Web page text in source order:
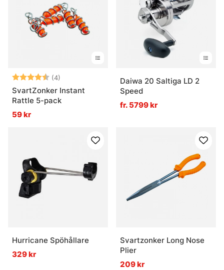
Betyg: (4)
4.3 utav 5 stjärnor
SvartZonker Instant
Rattle 5-pack
59 kr
Daiwa 20 Saltiga LD 2
Speed
fr. 5799 kr
Hurricane Spöhållare
329 kr
Svartzonker Long Nose
Plier
209 kr